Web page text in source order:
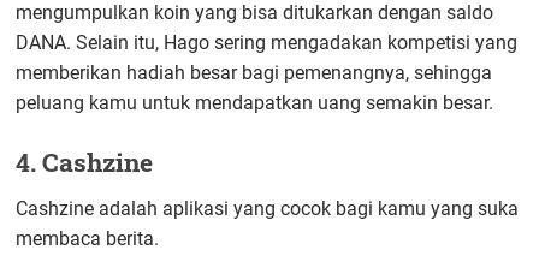
mengumpulkan koin yang bisa ditukarkan dengan saldo
DANA. Selain itu, Hago sering mengadakan kompetisi yang
memberikan hadiah besar bagi pemenangnya, sehingga
peluang kamu untuk mendapatkan uang semakin besar.
4. Cashzine
Cashzine adalah aplikasi yang cocok bagi kamu yang suka
membaca berita.